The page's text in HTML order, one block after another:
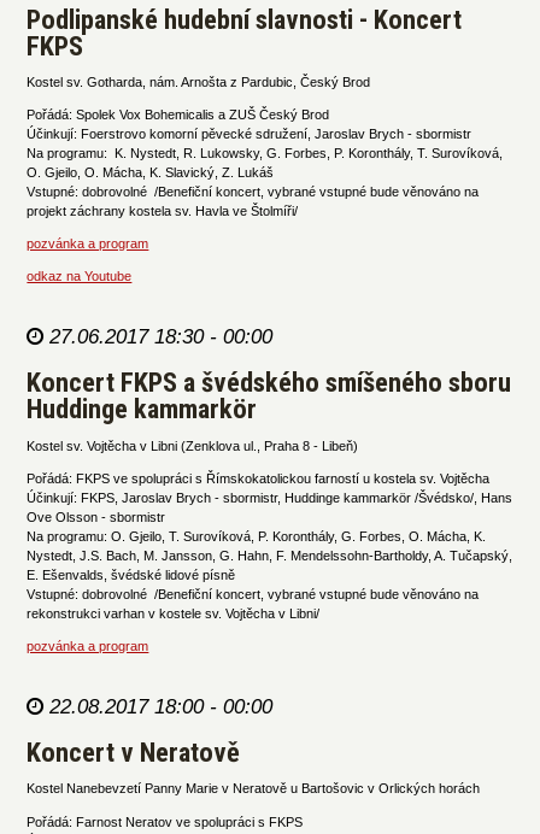
Podlipanské hudební slavnosti - Koncert
FKPS
Kostel sv. Gotharda, nám. Arnošta z Pardubic, Český Brod
Pořádá: Spolek Vox Bohemicalis a ZUŠ Český Brod
Účinkují: Foerstrovo komorní pěvecké sdružení, Jaroslav Brych - sbormistr
Na programu: K. Nystedt, R. Lukowsky, G. Forbes, P. Koronthály, T. Surovíková,
O. Gjeilo, O. Mácha, K. Slavický, Z. Lukáš
Vstupné: dobrovolné /Benefiční koncert, vybrané vstupné bude věnováno na
projekt záchrany kostela sv. Havla ve Štolmíři/
pozvánka a program
odkaz na Youtube
27.06.2017 18:30 - 00:00
Koncert FKPS a švédského smíšeného sboru
Huddinge kammarkör
Kostel sv. Vojtěcha v Libni (Zenklova ul., Praha 8 - Libeň)
Pořádá: FKPS ve spolupráci s Římskokatolickou farností u kostela sv. Vojtěcha
Účinkují: FKPS, Jaroslav Brych - sbormistr, Huddinge kammarkör /Švédsko/, Hans
Ove Olsson - sbormistr
Na programu: O. Gjeilo, T. Surovíková, P. Koronthály, G. Forbes, O. Mácha, K.
Nystedt, J.S. Bach, M. Jansson, G. Hahn, F. Mendelssohn-Bartholdy, A. Tučapský,
E. Ešenvalds, švédské lidové písně
Vstupné: dobrovolné /Benefiční koncert, vybrané vstupné bude věnováno na
rekonstrukci varhan v kostele sv. Vojtěcha v Libni/
pozvánka a program
22.08.2017 18:00 - 00:00
Koncert v Neratově
Kostel Nanebevzetí Panny Marie v Neratově u Bartošovic v Orlických horách
Pořádá: Farnost Neratov ve spolupráci s FKPS